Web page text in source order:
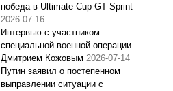
победа в Ultimate Cup GT Sprint
2026-07-16
Интервью с участником
специальной военной операции
Дмитрием Кожовым 2026-07-14
Путин заявил о постепенном
выправлении ситуации с